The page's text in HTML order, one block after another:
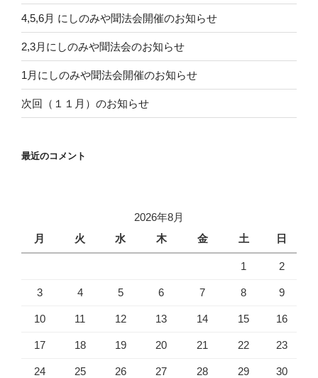
4,5,6月 にしのみや聞法会開催のお知らせ
2,3月にしのみや聞法会のお知らせ
1月にしのみや聞法会開催のお知らせ
次回（１１月）のお知らせ
最近のコメント
2026年8月
月
火 水 木 金 土 日
1 2
3 4 5 6 7 8 9
10 11 12 13 14 15 16
17 18 19 20 21 22 23
24 25 26 27 28 29 30